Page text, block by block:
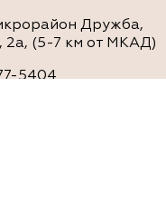
Дружба,
2а, (5-7 км от МКАД)
5404